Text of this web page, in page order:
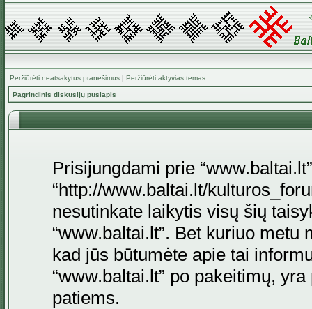
Peržiūrėti neatsakytus pranešimus | Peržiūrėti aktyvias temas
Pagrindinis diskusijų puslapis
Prisijungdami prie
“http://www.baltai.lt/
nesutinkate laikytis visų šių
“www.baltai.lt”. Bet kuriuo
kad jūs būtumėte apie tai
“www.baltai.lt” po pakeitimų,
patiems.